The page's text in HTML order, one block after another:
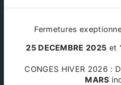
Fermetures
25 DECEMBRE 2025 et
CONGES HIVER 2026 :
MARS
Za Le Plan Des Amandiers 84220